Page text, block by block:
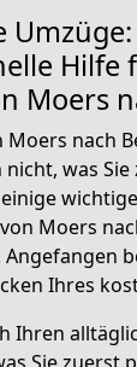
Umzüge:
Hilfe
Moers
nach
nicht, was
Moers
Angefangen
Ihres
Ihren